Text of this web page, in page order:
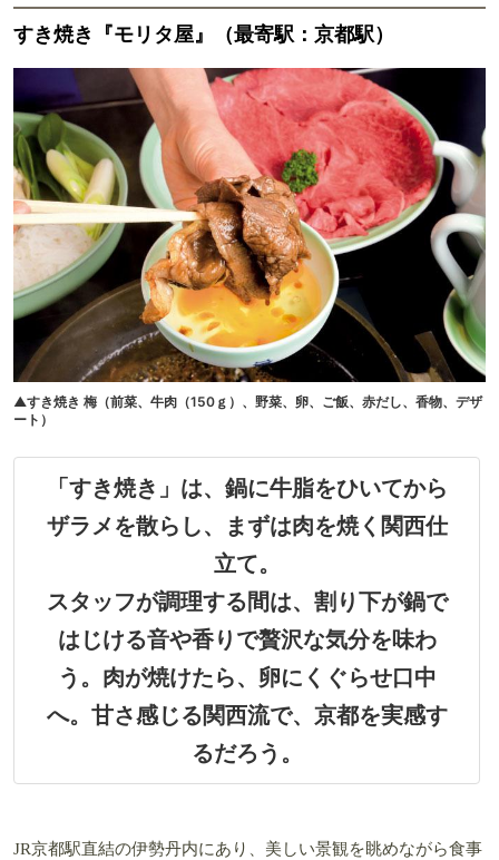
すき焼き『モリタ屋』（最寄駅：京都駅）
▲すき焼き 梅（前菜、牛肉（150ｇ）、野菜、卵、ご飯、赤だし、香物、デザ
ート）
「すき焼き」は、鍋に牛脂をひいてから
ザラメを散らし、まずは肉を焼く関西仕
立て。
スタッフが調理する間は、割り下が鍋で
はじける音や香りで贅沢な気分を味わ
う。肉が焼けたら、卵にくぐらせ口中
へ。甘さ感じる関西流で、京都を実感す
るだろう。
JR京都駅直結の伊勢丹内にあり、美しい景観を眺めながら食事